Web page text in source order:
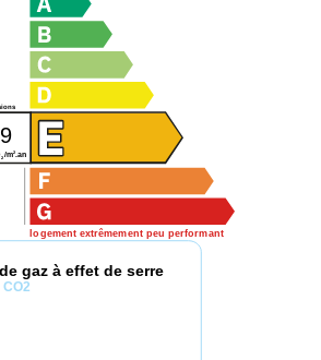
logement extrêmement peu performant
2/m2 .an
gaz à effet de serre